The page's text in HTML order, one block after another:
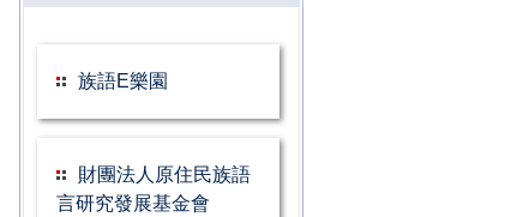
族語E樂園
財團法人原住民族語
言研究發展基金會